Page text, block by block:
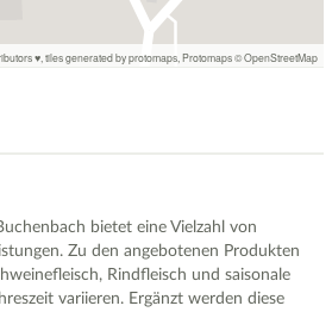
♥, tiles generated by protomaps Protomaps©OpenStreetMap
bietet eine Vielzahl von
Zu den angebotenen Produkten
Rindfleisch und saisonale
variieren. Ergänzt werden diese